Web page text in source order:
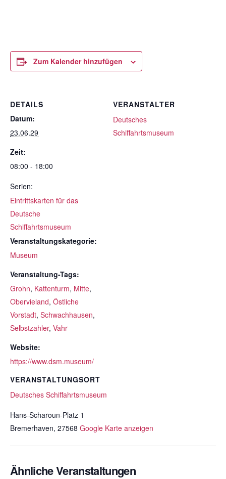
Zum Kalender hinzufügen
DETAILS
Datum:
23.06.29
Zeit:
08:00 - 18:00
Serien:
Eintrittskarten für das
Deutsche
Schiffahrtsmuseum
Veranstaltungskategorie:
Museum
Veranstaltung-Tags:
Grohn, Kattenturm, Mitte,
Obervieland, Östliche
Vorstadt, Schwachhausen,
Selbstzahler, Vahr
Website:
https://www.dsm.museum/
VERANSTALTUNGSORT
Deutsches Schiffahrtsmuseum
Hans-Scharoun-Platz 1
Bremerhaven, 27568 Google Karte anzeigen
VERANSTALTER
Deutsches
Schiffahrtsmuseum
Ähnliche Veranstaltungen